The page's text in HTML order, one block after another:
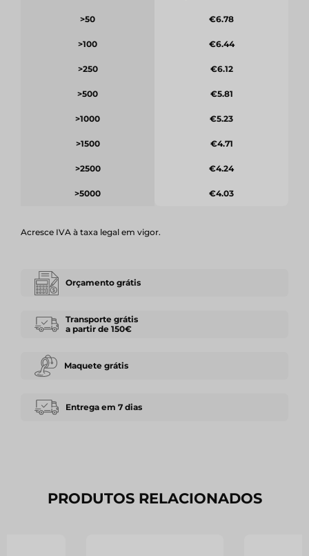
>50
>100
>250
>500
>1000
>1500
>2500
>5000
€6.78
€6.44
€6.12
€5.81
€5.23
€4.71
€4.24
€4.03
Acresce IVA à taxa legal em vigor.
Orçamento grátis
Transporte grátis
a partir de 150€
Maquete grátis
Entrega em 7 dias
PRODUTOS RELACIONADOS